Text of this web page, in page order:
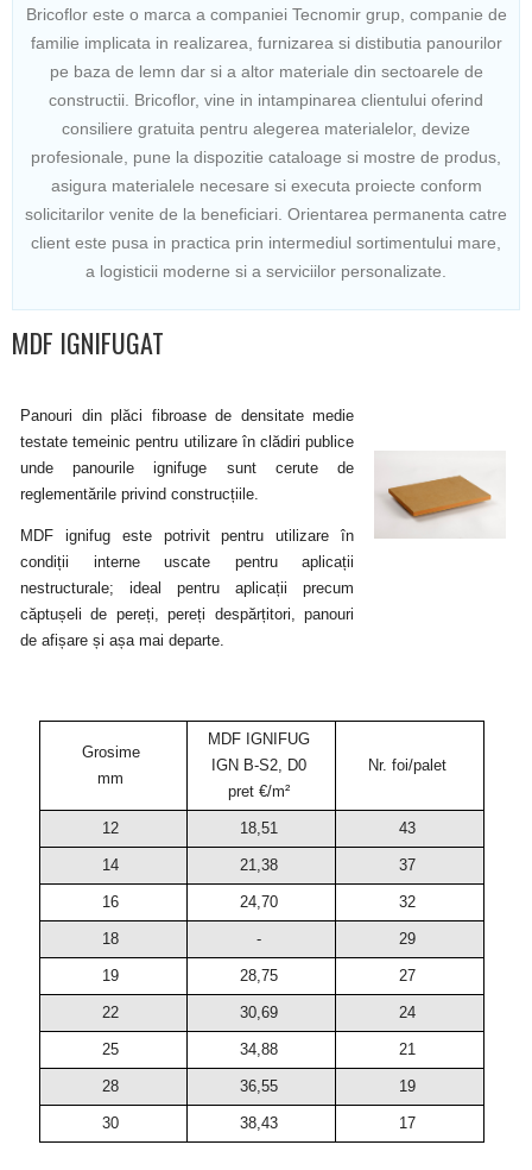
Bricoflor este o marca a companiei Tecnomir grup, companie de
familie implicata in realizarea, furnizarea si distibutia panourilor
pe baza de lemn dar si a altor materiale din sectoarele de
constructii. Bricoflor, vine in intampinarea clientului oferind
consiliere gratuita pentru alegerea materialelor, devize
profesionale, pune la dispozitie cataloage si mostre de produs,
asigura materialele necesare si executa proiecte conform
solicitarilor venite de la beneficiari. Orientarea permanenta catre
client este pusa in practica prin intermediul sortimentului mare,
a logisticii moderne si a serviciilor personalizate.
MDF IGNIFUGAT
Panouri din plăci fibroase de densitate medie
testate temeinic pentru utilizare în clădiri publice
unde panourile ignifuge sunt cerute de
reglementările privind construcțiile.
MDF ignifug este potrivit pentru utilizare în
condiții interne uscate pentru aplicații
nestructurale; ideal pentru aplicații precum
căptușeli de pereți, pereți despărțitori, panouri
de afișare și așa mai departe.
Grosime
mm
MDF IGNIFUG
IGN B-S2, D0
pret €/m²
Nr. foi/palet
12 18,51 43
14 21,38 37
16 24,70 32
18 - 29
19 28,75 27
22 30,69 24
25 34,88 21
28 36,55 19
30 38,43 17